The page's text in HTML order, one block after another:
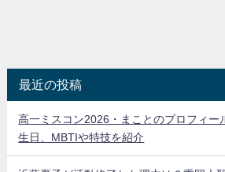
最近の投稿
高一ミスコン2026・まことのプロフィー
生日、MBTIや特技を紹介